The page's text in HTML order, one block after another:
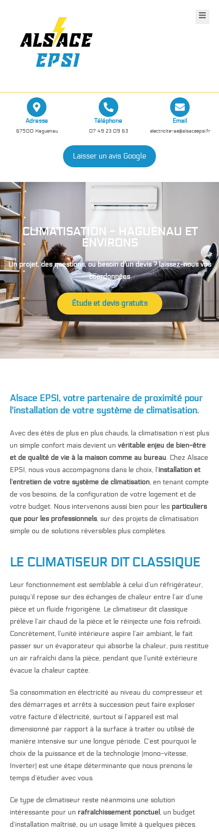
Adresse
67500 Haguenau
Téléphone
07 49 23 09 63
Email
electricite-ae@alsaceepsi.fr
Laisser un avis Google
CLIMATISATION - HAGUENAU ET
ENVIRONS
Un projet, des questions, ou besoin d'un devis ? laissez-nous vos
coordonnées
Étude et devis gratuits
Alsace EPSI, votre partenaire de proximité pour
l'installation de votre système de climatisation.
Avec des étés de plus en plus chauds, la climatisation n’est plus
un simple confort mais devient un véritable enjeu de bien-être
et de qualité de vie à la maison comme au bureau. Chez Alsace
EPSI, nous vous accompagnons dans le choix, l’installation et
l’entretien de votre système de climatisation, en tenant compte
de vos besoins, de la configuration de votre logement et de
votre budget. Nous intervenons aussi bien pour les particuliers
que pour lesprofessionnels, sur des projets de climatisation
simple ou de solutions réversibles plus complètes.
LE CLIMATISEUR DIT CLASSIQUE
Leur fonctionnement est semblable à celui d’un réfrigérateur,
puisqu’il repose sur des échanges de chaleur entre l’air d’une
pièce et un fluide frigorigène. Le climatiseur dit classique
prélève l’air chaud de la pièce et le réinjecte une fois refroidi.
Concrètement, l’unité intérieure aspire l’air ambiant, le fait
passer sur un évaporateur qui absorbe la chaleur, puis restitue
un air rafraîchi dans la pièce, pendant que l’unité extérieure
évacue la chaleur captée.
Sa consommation en électricité au niveau du compresseur et
des démarrages et arrêts à succession peut faire exploser
votre facture d’électricité, surtout si l’appareil est mal
dimensionné par rapport à la surface à traiter ou utilisé de
manière intensive sur une longue période. C’est pourquoi le
choix de la puissance et de la technologie (mono-vitesse,
Inverter) est une étape déterminante que nous prenons le
temps d’étudier avec vous.
Ce type de climatiseur reste néanmoins une solution
intéressante pour un rafraîchissement ponctuel, un budget
d’installation maîtrisé, ou un usage limité à quelques pièces.